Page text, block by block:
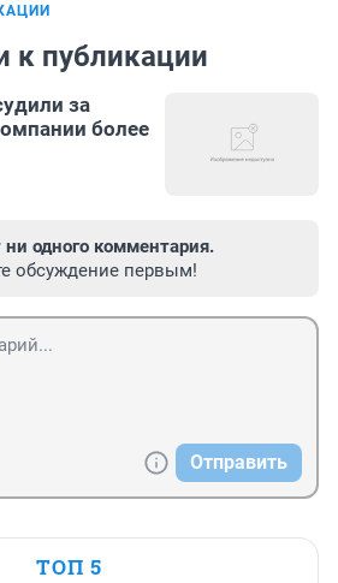
к публикации
за
более
ни одного комментария.
обсуждение первым!
Отправить
ТОП 5